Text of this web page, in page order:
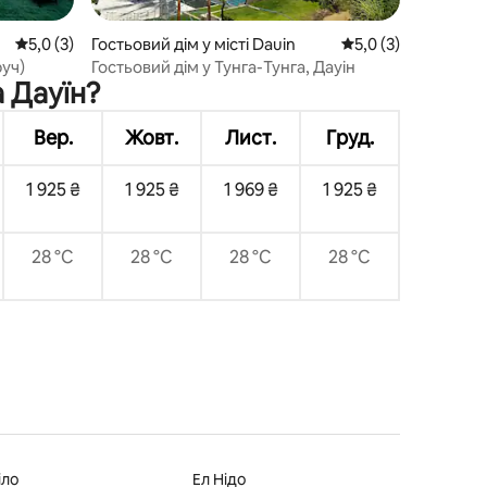
Середня оцінка: 5,0 з 5, відгуки: 3
5,0 (3)
Гостьовий дім у місті Dauin Середня оцінка:
5,0 (3)
Гостьовий дім у Тунга-Тунга, Дауін
Вер. Жовт. Лист. Груд.
1 925 ₴ 1 925 ₴ 1 969 ₴ 1 925 ₴
28 °C 28 °C 28 °C 28 °C
Ел Нідо